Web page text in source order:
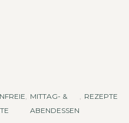
MITTAG- &
ABENDESSEN
REZEPTE